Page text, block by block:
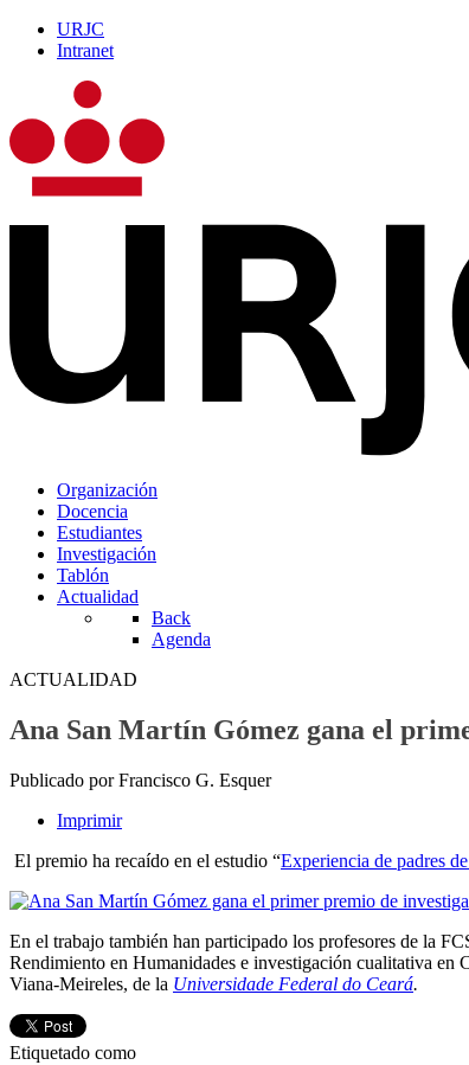
URJC
Intranet
Organización
Docencia
Estudiantes
Investigación
Tablón
Actualidad
Back
Agenda
ACTUALIDAD
Ana San Martín Gómez gana el
Publicado por Francisco G. Esquer
Imprimir
El premio ha recaído en el estudio “Experiencia de padres
En el trabajo también han participado los profesores de la
Rendimiento en Humanidades e investigación cualitativa
Viana-Meireles, de la Universidade Federal do Ceará.
Etiquetado como